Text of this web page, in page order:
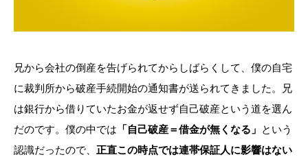
兄から会社の倒産を告げられてからしばらくして、僕の自宅
に裁判所から破産手続開始の通知書が送られてきました。兄
は銀行から借りていたお金が返せず自己破産という道を選ん
だのです。僕の中では 「自己破産＝借金が無くなる」 という
認識だったので、 正直この時点では連帯保証人に影響はない